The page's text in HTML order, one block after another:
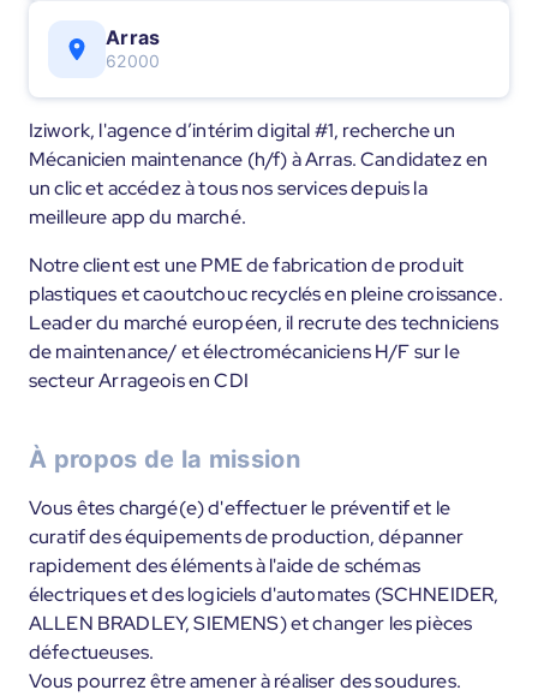
Arras
62000
Iziwork, l'agence d’intérim digital #1, recherche un
Mécanicien maintenance (h/f) à Arras. Candidatez en
un clic et accédez à tous nos services depuis la
meilleure app du marché.
Notre client est une PME de fabrication de produit
plastiques et caoutchouc recyclés en pleine croissance.
Leader du marché européen, il recrute des techniciens
de maintenance/ et électromécaniciens H/F sur le
secteur Arrageois en CDI
À propos de la mission
Vous êtes chargé(e) d'effectuer le préventif et le
curatif des équipements de production, dépanner
rapidement des éléments à l'aide de schémas
électriques et des logiciels d'automates (SCHNEIDER,
ALLEN BRADLEY, SIEMENS) et changer les pièces
défectueuses.
Vous pourrez être amener à réaliser des soudures.